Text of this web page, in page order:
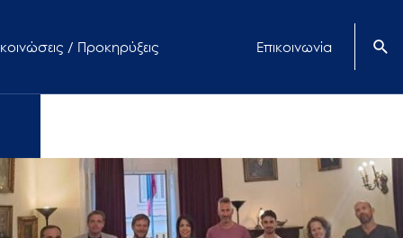
/ Προκηρύξεις Επικοινωνία